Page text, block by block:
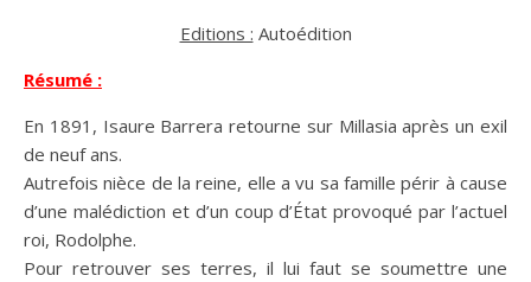
Editions : Autoédition
Résumé :
En 1891, Isaure Barrera retourne sur Millasia après un exil
de neuf ans.
Autrefois nièce de la reine, elle a vu sa famille périr à cause
d’une malédiction et d’un coup d’État provoqué par l’actuel
roi, Rodolphe.
Pour retrouver ses terres, il lui faut se soumettre une